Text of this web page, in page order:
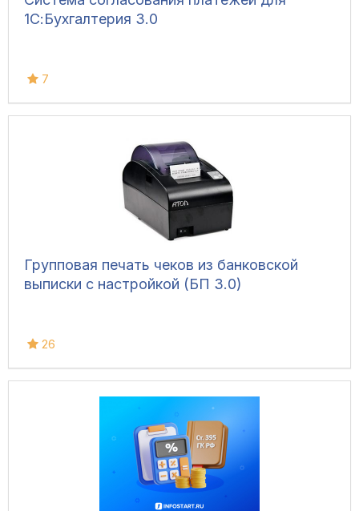
1С:Бухгалтерия 3.0
7
Групповая печать чеков из банковской
выписки с настройкой (БП 3.0)
26